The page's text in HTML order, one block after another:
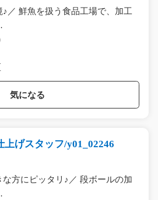
／ 鮮魚を扱う食品工場で、加工
気になる
げスタッフ/y01_02246
方にピッタリ♪／ 段ボールの加